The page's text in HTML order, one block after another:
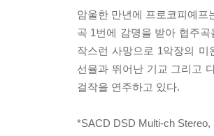
암울한 만년에 프로코피예프
곡 1번에 감명을 받아 협주
작스런 사망으로 1악장의
선율과 뛰어난 기교 그리고
걸작을 연주하고 있다.
*SACD DSD Multi-ch